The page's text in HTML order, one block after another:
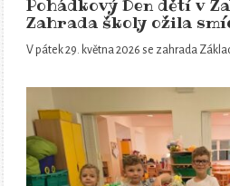
Pohádkový Den dětí v
Zahrada školy ožila
V pátek 29. května 2026 se zahrada